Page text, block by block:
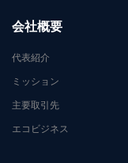
会社概要
代表紹介
ミッション
主要取引先
エコビジネス